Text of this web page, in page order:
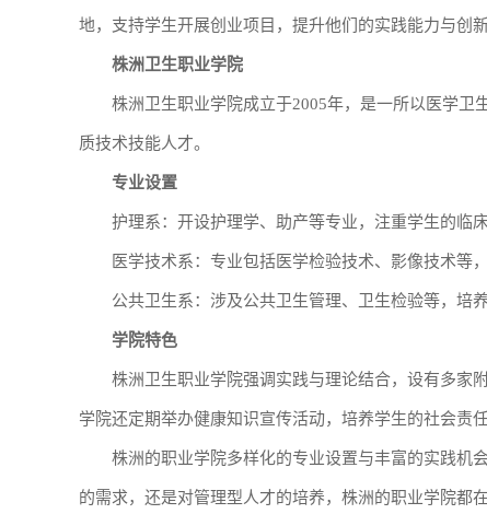
地，支持学生开展创业项目，提升他们的实践能力与创新
株洲卫生职业学院
株洲卫生职业学院成立于2005年，是一所以医学
质技术技能人才。
专业设置
护理系：开设护理学、助产等专业，注重学生的临
医学技术系：专业包括医学检验技术、影像技术等
公共卫生系：涉及公共卫生管理、卫生检验等，培
学院特色
株洲卫生职业学院强调实践与理论结合，设有多家
学院还定期举办健康知识宣传活动，培养学生的社会责任
株洲的职业学院多样化的专业设置与丰富的实践机
的需求，还是对管理型人才的培养，株洲的职业学院都